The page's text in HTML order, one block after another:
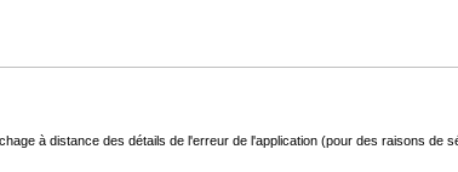
à distance des détails de l'erreur de l'application (pour des raisons de